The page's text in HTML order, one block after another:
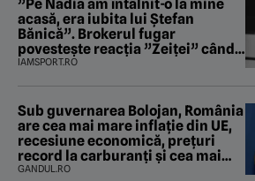
”Pe Nadia am întâlnit-o la mine
acasă, era iubita lui Ștefan
Bănică”. Brokerul fugar
povestește reacția ”Zeiței” când
i-a intrat în baie
IAMSPORT.RO
Sub guvernarea Bolojan, România
are cea mai mare inflație din UE,
recesiune economică, prețuri
record la carburanți și cea mai
gravă criză energetică de la
GANDUL.RO